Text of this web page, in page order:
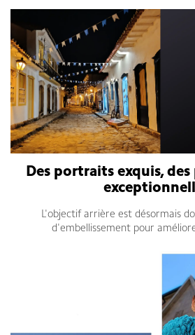
Des portraits exquis,
L'objectif arrière est désormais
d'embellissement pour